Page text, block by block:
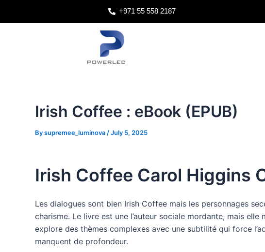
+971 55 558 2187
Irish Coffee : eBook (EPUB)
Bysupremee_luminova /July 5, 2025
Irish Coffee Carol Higgins
Les dialogues sont bien Irish Coffee mais les personnages
charisme. Le livre est une l’auteur sociale mordante, mais elle
explore des thèmes complexes avec une subtilité qui force
manquent de profondeur.